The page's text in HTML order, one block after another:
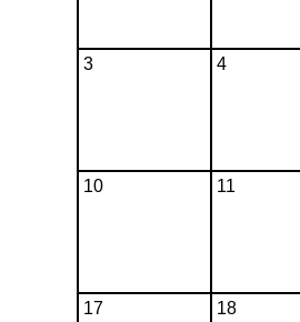
3 4
10 11
17 18